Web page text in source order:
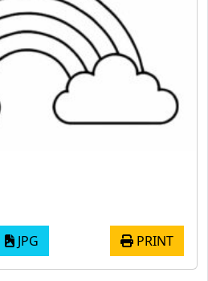
JPG PRINT